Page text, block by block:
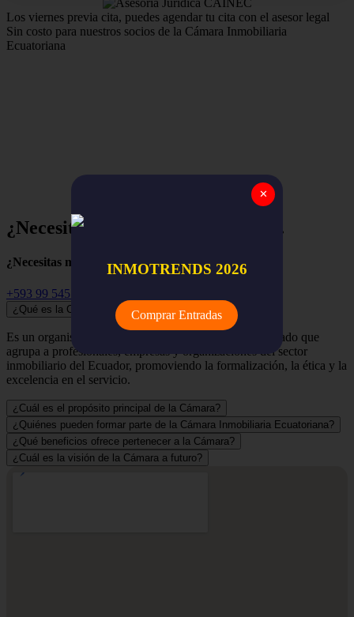
Los viernes previa cita, puedes agendar tu cita con el asesor legal
Sin costo para nuestros socios de la Cámara Inmobiliaria
Ecuatoriana
¿Necesitas ayuda? Empieza aquí...
¿Necesitas más información?
+593 99 545 3741
¿Qué es la Cámara Inmobiliaria Ecuatoriana?
Es un organismo independiente, renovador y despolitizado que
agrupa a profesionales, empresas y organizaciones del sector
inmobiliario del Ecuador, promoviendo la formalización, la ética y la
excelencia en el servicio.
¿Cuál es el propósito principal de la Cámara?
¿Quiénes pueden formar parte de la Cámara Inmobiliaria Ecuatoriana?
¿Qué beneficios ofrece pertenecer a la Cámara?
¿Cuál es la visión de la Cámara a futuro?
✕
INMOTRENDS 2026
Comprar Entradas